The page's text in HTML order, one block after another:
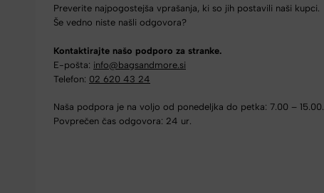
Preverite najpogostejša vprašanja, ki so jih postavili naši kupci.
Še vedno niste našli odgovora?
Kontaktirajte našo podporo za stranke.
E-pošta: info@bagsandmore.si
Telefon: 02 620 43 24
Naša podpora je na voljo od ponedeljka do petka: 7.00 – 15.00.
Povprečen čas odgovora: 24 ur.